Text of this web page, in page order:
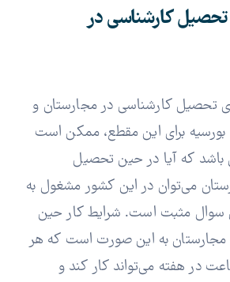
کارشناسی در
تحصیل کارشناسی در مجارستان و
برای این مقطع، ممکن است
که آیا در حین تحصیل
می‌توان در این کشور مشغول به
سوال مثبت است. شرایط کار حین
به این صورت است که هر
تا 30 ساعت در هفته می‌تواند کار کند و